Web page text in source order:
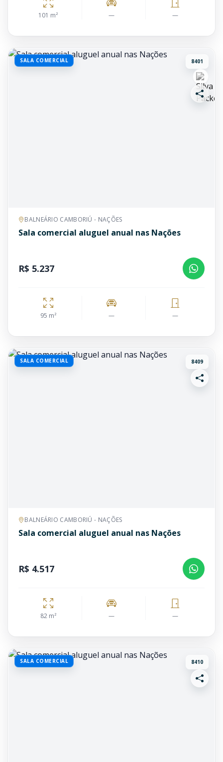
101 m² — —
SALA COMERCIAL 8401
BALNEÁRIO CAMBORIÚ - NAÇÕES
Sala comercial aluguel anual nas Nações
R$ 5.237
95 m² — —
SALA COMERCIAL 8409
BALNEÁRIO CAMBORIÚ - NAÇÕES
Sala comercial aluguel anual nas Nações
R$ 4.517
82 m² — —
SALA COMERCIAL 8410